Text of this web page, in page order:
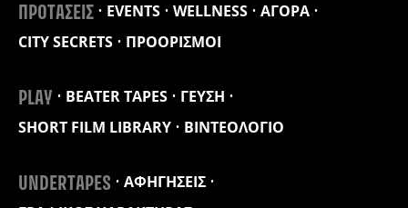
ΠΡΟΤΑΣΕΙΣ EVENTS WELLNESS
ΑΓΟΡΑ
CITY SECRETS
ΠΡΟΟΡΙΣΜΟΙ
PLAY BEATER TAPES
ΓΕΥΣΗ
SHORT FILM LIBRARY
ΒΙΝΤΕΟΛΟΓΙΟ
UNDERTAPES
ΑΦΗΓΗΣΕΙΣ